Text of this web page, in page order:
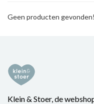
Geen producten
Klein & Stoer, de